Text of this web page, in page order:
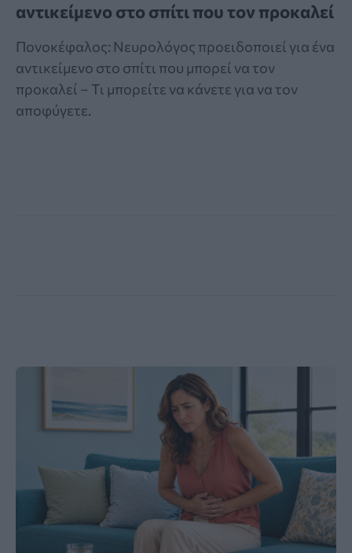
αντικείμενο στο σπίτι που τον προκαλεί
Πονοκέφαλος: Νευρολόγος προειδοποιεί για ένα
αντικείμενο στο σπίτι που μπορεί να τον
προκαλεί – Τι μπορείτε να κάνετε για να τον
αποφύγετε.